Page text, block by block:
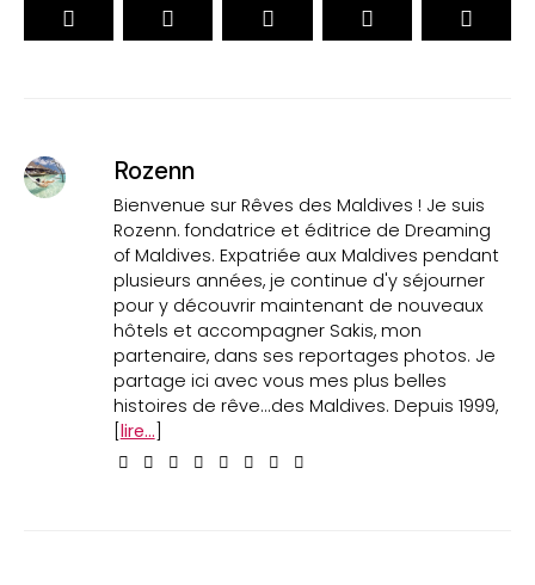
Rozenn
Bienvenue sur Rêves des Maldives ! Je suis
Rozenn. fondatrice et éditrice de Dreaming
of Maldives. Expatriée aux Maldives pendant
plusieurs années, je continue d'y séjourner
pour y découvrir maintenant de nouveaux
hôtels et accompagner Sakis, mon
partenaire, dans ses reportages photos. Je
partage ici avec vous mes plus belles
histoires de rêve...des Maldives. Depuis 1999,
lire...